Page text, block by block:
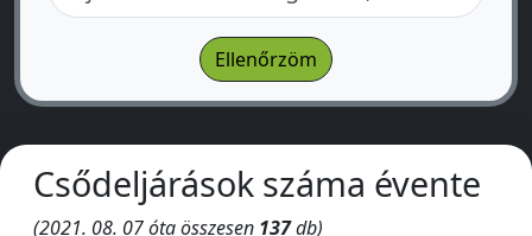
Csődeljárások száma évente
(2021. 08. 07 óta összesen 137db)